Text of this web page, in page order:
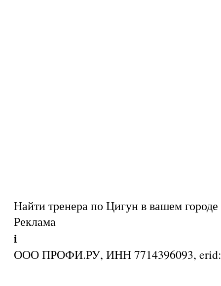
Найти тренера по Цигун в вашем городе
Реклама
i
ООО ПРОФИ.РУ, ИНН 7714396093,